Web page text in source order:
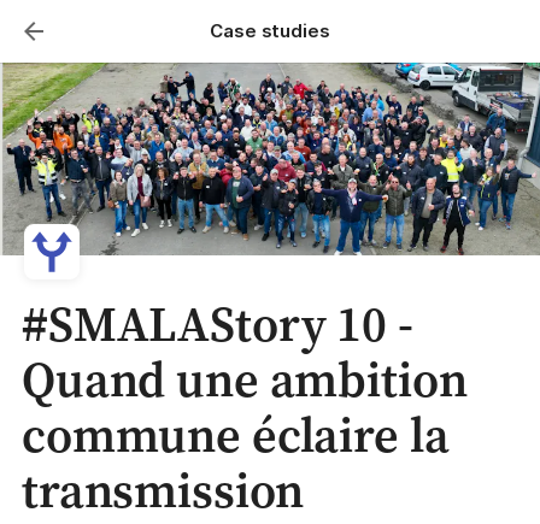
Case studies
#SMALAStory 10 -
Quand une ambition
commune éclaire la
transmission